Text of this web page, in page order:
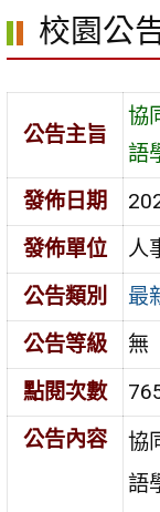
校園公
公告主旨
協
語
發佈日期
發佈單位
人
公告類別
最
公告等級
無
點閱次數
公告內容
協
語